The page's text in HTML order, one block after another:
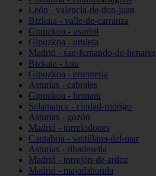
León - valencia-de-don-juan
Bizkaia - valle-de-carranza
Gipuzkoa - usurbil
Gipuzkoa - urnieta
Madrid - san-fernando-de-henares
Bizkaia - loiu
Gipuzkoa - errenteria
Asturias - cabrales
Gipuzkoa - hernani
Salamanca - ciudad-rodrigo
Asturias - gozón
Madrid - torrelodones
Cantabria - santillana-del-mar
Asturias - ribadesella
Madrid - torrejón-de-ardoz
Madrid - majadahonda